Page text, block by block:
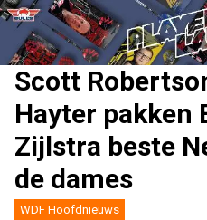
Scott
Hayter pakken
Zijlstra beste
de dames
WDF Hoofdnieuws